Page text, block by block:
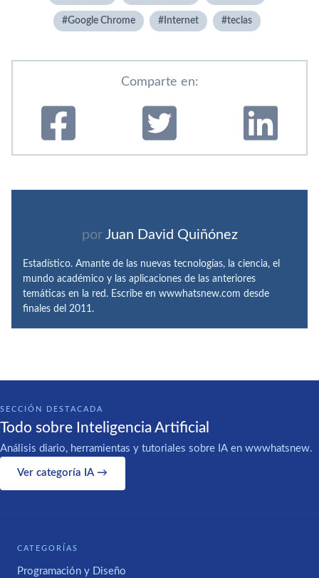
Google Chrome Internet teclas
Comparte en:
por Juan David Quiñónez
Estadístico. Amante de las nuevas tecnologías, la ciencia, el
mundo académico y las aplicaciones de las anteriores
temáticas en la red. Escribe en wwwhatsnew.com desde
finales del 2011.
SECCIÓN DESTACADA
Todo sobre Inteligencia Artificial
Análisis diario, herramientas y tutoriales sobre IA en wwwhatsnew.
Ver categoría IA →
CATEGORÍAS
Programación y Diseño